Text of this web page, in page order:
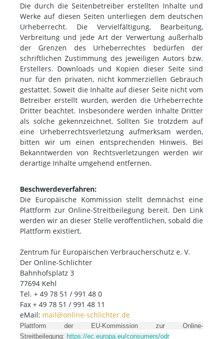
Die durch die Seitenbetreiber erstellten Inhalte und
Werke auf diesen Seiten unterliegen dem deutschen
Urheberrecht. Die Vervielfältigung, Bearbeitung,
Verbreitung und jede Art der Verwertung außerhalb
der Grenzen des Urheberrechtes bedürfen der
schriftlichen Zustimmung des jeweiligen Autors bzw.
Erstellers. Downloads und Kopien dieser Seite sind
nur für den privaten, nicht kommerziellen Gebrauch
gestattet. Soweit die Inhalte auf dieser Seite nicht vom
Betreiber erstellt wurden, werden die Urheberrechte
Dritter beachtet. Insbesondere werden Inhalte Dritter
als solche gekennzeichnet. Sollten Sie trotzdem auf
eine Urheberrechtsverletzung aufmerksam werden,
bitten wir um einen entsprechenden Hinweis. Bei
Bekanntwerden von Rechtsverletzungen werden wir
derartige Inhalte umgehend entfernen.
Beschwerdeverfahren:
Die Europäische Kommission stellt demnächst eine
Plattform zur Online-Streitbeilegung bereit. Den Link
werden wir an dieser Stelle veröffentlichen, sobald die
Plattform existiert.
Zentrum für Europäischen Verbraucherschutz e. V.
Der Online-Schlichter
Bahnhofsplatz 3
77694 Kehl
Tel. + 49 78 51 / 991 48 0
Fax + 49 78 51 / 991 48 11
eMail: mail@online-schlichter.de
Plattform der EU-Kommission zur Online-
Streitbeilegung: https://ec.europa.eu/consumers/odr